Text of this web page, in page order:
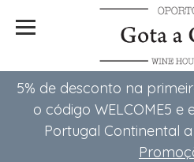
5% de desconto na
o código WELCOME5
Portugal Continental